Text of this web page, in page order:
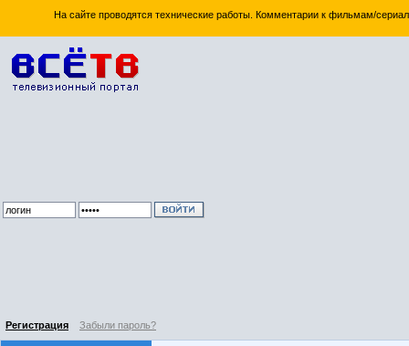
На сайте проводятся технические работы. Комментарии к фильмам/
Регистрация Забыли пароль?